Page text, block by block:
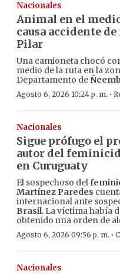
Nacionales
Animal en el
causa accidente
Pilar
Una camioneta chocó
medio de la ruta en la
Departamento de
Agosto 6, 2026 10:24 p. m. ·
Nacionales
Sigue prófugo el
autor del
en Curuguaty
El sospechoso del
Martínez Paredes
internacional ante
Brasil. La víctima había
obtenido una orden de
Agosto 6, 2026 09:56 p. m. ·
Nacionales